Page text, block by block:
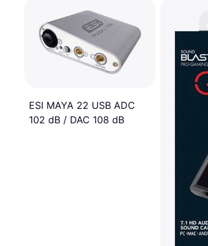
ESI MAYA 22 USB ADC
102 dB / DAC 108 dB